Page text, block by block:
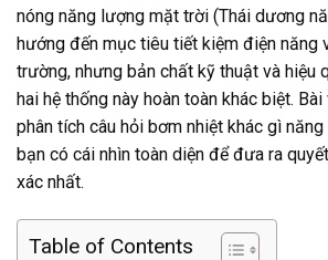
nóng năng lượng mặt trời (Thái dương
hướng đến mục tiêu tiết kiệm điện năng
trường, nhưng bản chất kỹ thuật và hiệu
hai hệ thống này hoàn toàn khác biệt.
phân tích câu hỏi bơm nhiệt khác gì
bạn có cái nhìn toàn diện để đưa ra
xác nhất.
Table of Contents